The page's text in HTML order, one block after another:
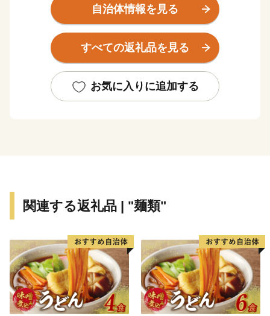
アクティビティが楽しめるほか、間近に海を臨む「湯の
児温泉」があり、夕日は絶景です。
山間部にある「湯の鶴温泉」は、古くから良質な湯治場
として栄え、豊かな自然の中に風情ある温泉街が形成さ
を楽しむことができます。
組む、人にも自然にも優しいまち水俣の応援をよろしく
自治体情報を見る
すべての返礼品を見る
お気に入りに追加する
関連する返礼品 | "麺類"